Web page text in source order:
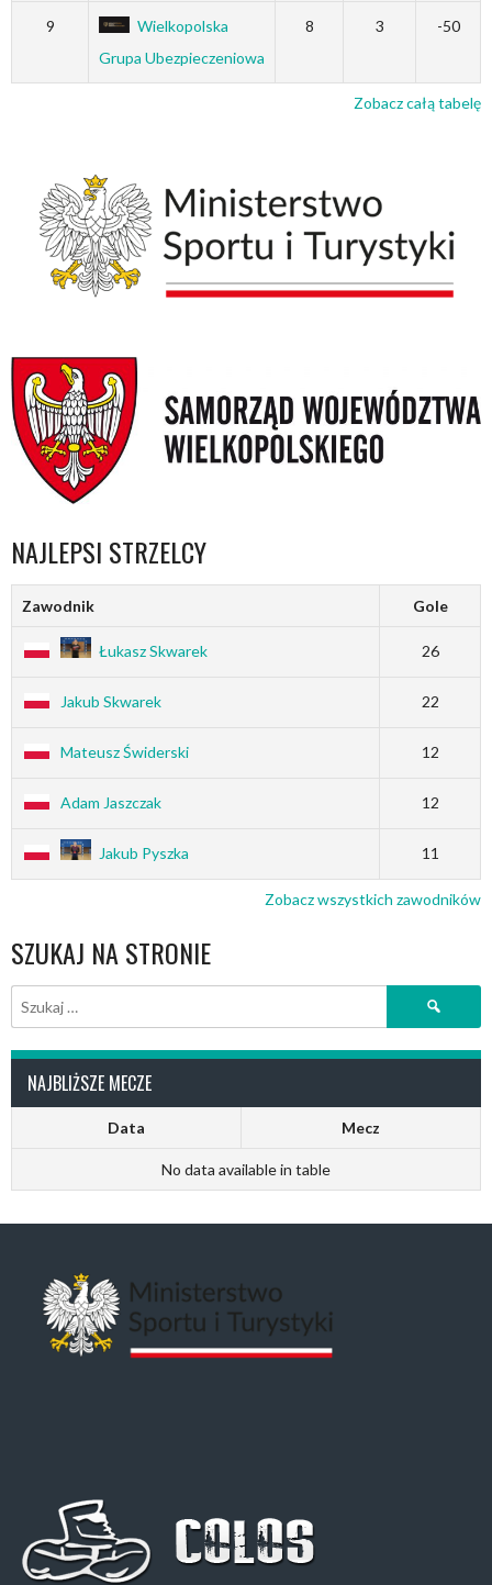
9
Wielkopolska
Grupa Ubezpieczeniowa
8 3 -50
Zobacz całą tabelę
NAJLEPSI STRZELCY
Zawodnik Gole
Łukasz Skwarek 26
Jakub Skwarek 22
Mateusz Świderski 12
Adam Jaszczak 12
Jakub Pyszka 11
Zobacz wszystkich zawodników
SZUKAJ NA STRONIE
Szukaj:
NAJBLIŻSZE MECZE
Data Mecz
No data available in table